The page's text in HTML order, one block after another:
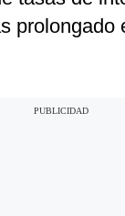
prolongado